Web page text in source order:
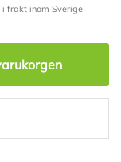
i frakt inom Sverige